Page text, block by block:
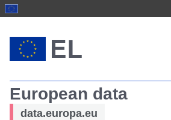
European data
data.europa.eu